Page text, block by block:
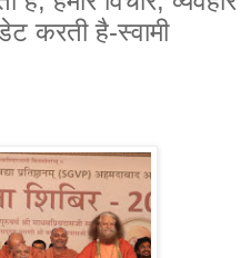
करती है-स्वामी